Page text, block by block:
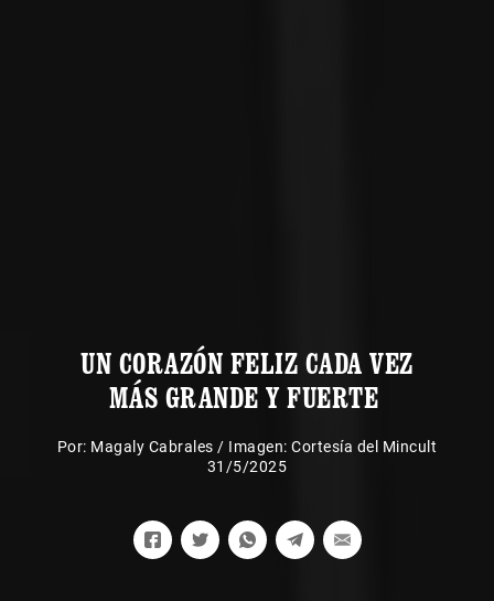
UN CORAZÓN FELIZ CADA VEZ
MÁS GRANDE Y FUERTE
Por: Magaly Cabrales / Imagen: Cortesía del Mincult
31/5/2025